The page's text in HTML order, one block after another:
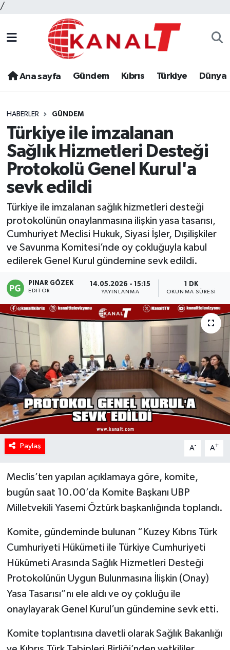
/
Ana sayfa Gündem Kıbrıs Türkiye Dünya
HABERLER GÜNDEM
Türkiye ile imzalanan
Sağlık Hizmetleri Desteği
Protokolü Genel Kurul'a
sevk edildi
Türkiye ile imzalanan sağlık hizmetleri desteği
protokolünün onaylanmasına ilişkin yasa tasarısı,
Cumhuriyet Meclisi Hukuk, Siyasi İşler, Dışilişkiler
ve Savunma Komitesi’nde oy çokluğuyla kabul
edilerek Genel Kurul gündemine sevk edildi.
PINAR GÖZEK
EDITÖR
14.05.2026 - 15:15
YAYINLANMA
1 DK
OKUNMA SÜRESI
Paylaş A- A+
Meclis’ten yapılan açıklamaya göre, komite,
bugün saat 10.00’da Komite Başkanı UBP
Milletvekili Yasemi Öztürk başkanlığında toplandı.
Komite, gündeminde bulunan “Kuzey Kıbrıs Türk
Cumhuriyeti Hükümeti ile Türkiye Cumhuriyeti
Hükümeti Arasında Sağlık Hizmetleri Desteği
Protokolünün Uygun Bulunmasına İlişkin (Onay)
Yasa Tasarısı”nı ele aldı ve oy çokluğu ile
onaylayarak Genel Kurul’un gündemine sevk etti.
Komite toplantısına davetli olarak Sağlık Bakanlığı